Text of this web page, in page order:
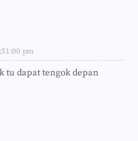
pm
tu dapat tengok depan